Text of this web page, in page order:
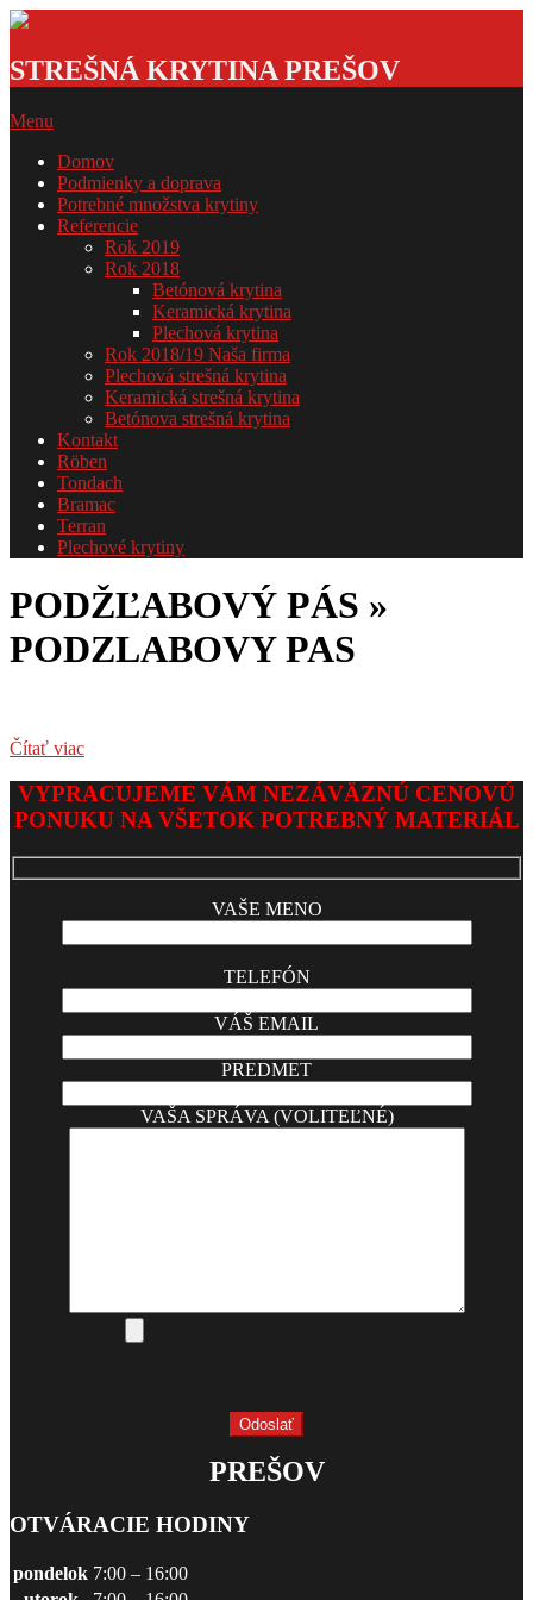
Skip
content
krytina
GSDOM
STREŠNÁ KRYTINA PREŠOV
Primary
Menu
Menu
Domov
Podmienky a doprava
Potrebné množstva krytiny
Referencie
Rok 2019
Rok 2018
Betónová krytina
Keramická krytina
Plechová krytina
Rok 2018/19 Naša firma
Plechová strešná krytina
Keramická strešná krytina
Betónova strešná krytina
Kontakt
Röben
Tondach
Bramac
Terran
Plechové krytiny
PODŽĽABOVÝ PÁS »
PODZLABOVY PAS
Čítať viac
2017-
06-
03
VYPRACUJEME VÁM NEZÁVÄZNÚ CENOVÚ
PONUKU NA VŠETOK POTREBNÝ MATERIÁL
VAŠE MENO
TELEFÓN
VÁŠ EMAIL
PREDMET
VAŠA SPRÁVA (VOLITEĽNÉ)
PREŠOV
OTVÁRACIE HODINY
pondelok 7:00 – 16:00